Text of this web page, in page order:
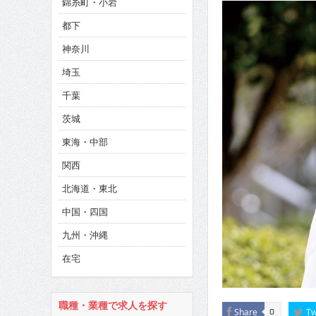
CINEMA×STYLE 286号
CINEMA×STYLE 285号
CINEMA×STYLE 294号
Share 0
都下
神奈川
埼玉
千葉
茨城
東海・中部
関西
北海道・東北
中国・四国
九州・沖縄
在宅
職種・業種で求人を探す